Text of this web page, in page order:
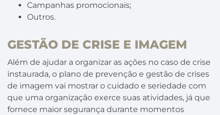
Campanhas promocionais;
Outros.
GESTÃO DE CRISE E IMAGEM
Além de ajudar a organizar as ações no caso de crise
instaurada, o plano de prevenção e gestão de crises
de imagem vai mostrar o cuidado e seriedade com
que uma organização exerce suas atividades, já que
fornece maior segurança durante momentos